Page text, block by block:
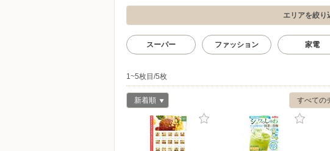
エリアを絞り
スーパー ファッション 家電
1~5枚目/5枚
すべての
新着順